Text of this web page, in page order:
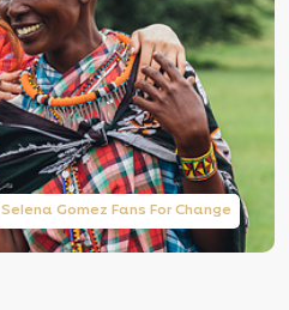
Selena Gomez Fans For Change